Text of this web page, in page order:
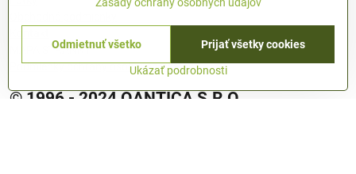
MAPA STRÁNKY
Podmienky ochrany osobných údajov
© 1996 - 2024 QANTICA S.R.O
Ukázať podrobnosti
Prijať všetky cookies
Odmietnuť všetko